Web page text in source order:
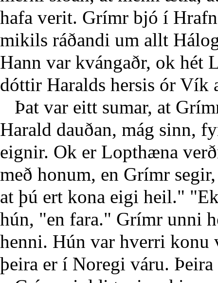
hafa verit. Grímr bjó í
mikils ráðandi um allt
Hann var kvángaðr, ok hét
dóttir Haralds hersis ór Vík
Þat var eitt sumar, at
Harald dauðan, mág sinn,
eignir. Ok er Lopthæna
með honum, en Grímr
at þú ert kona eigi heil."
hún, "en fara." Grímr unni
henni. Hún var hverri
þeira er í Noregi váru.